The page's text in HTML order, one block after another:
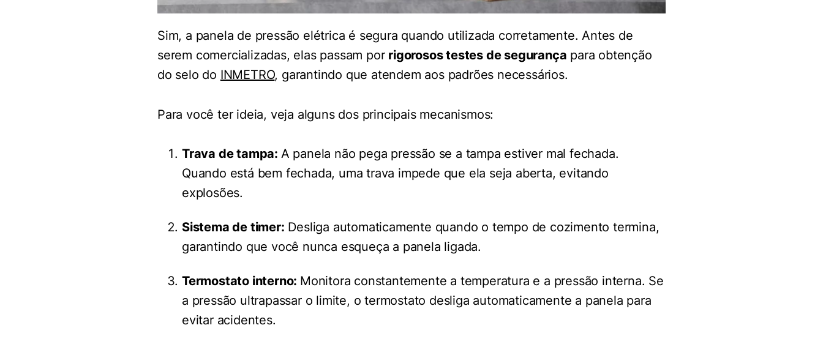
Sim, a panela de pressão elétrica é segura quando utilizada corretamente. Antes de
serem comercializadas, elas passam por rigorosos testes de segurança para obtenção
do selo do INMETRO, garantindo que atendem aos padrões necessários.
Para você ter ideia, veja alguns dos principais mecanismos:
Trava de tampa: A panela não pega pressão se a tampa estiver mal fechada.
Quando está bem fechada, uma trava impede que ela seja aberta, evitando
explosões.
Sistema de timer: Desliga automaticamente quando o tempo de cozimento termina,
garantindo que você nunca esqueça a panela ligada.
Termostato interno: Monitora constantemente a temperatura e a pressão interna. Se
a pressão ultrapassar o limite, o termostato desliga automaticamente a panela para
evitar acidentes.